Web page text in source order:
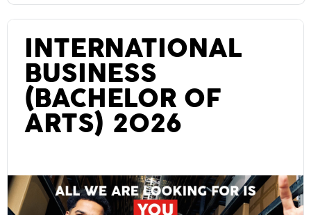
INTERNATIONAL
BUSINESS
(BACHELOR OF
ARTS) 2026